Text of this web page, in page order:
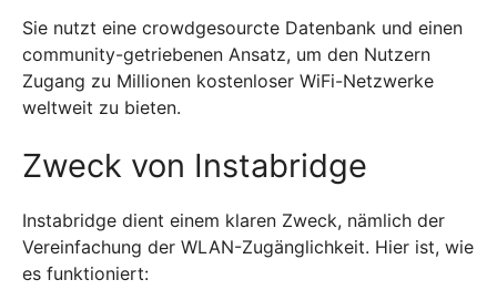
Sie nutzt eine crowdgesourcte Datenbank und einen
community-getriebenen Ansatz, um den Nutzern
Zugang zu Millionen kostenloser WiFi-Netzwerke
weltweit zu bieten.
Zweck von Instabridge
Instabridge dient einem klaren Zweck, nämlich der
Vereinfachung der WLAN-Zugänglichkeit. Hier ist, wie
es funktioniert: